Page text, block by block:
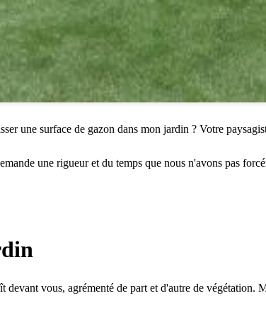
une surface de gazon dans mon jardin ? Votre
une rigueur et du temps que nous n'avons pas
vous, agrémenté de part et d'autre de végétation.